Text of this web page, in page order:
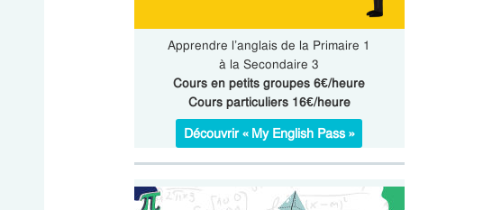
Apprendre l’anglais de la Primaire 1
à la Secondaire 3
Cours en petits groupes 6€/heure
Cours particuliers 16€/heure
Découvrir « My English Pass »